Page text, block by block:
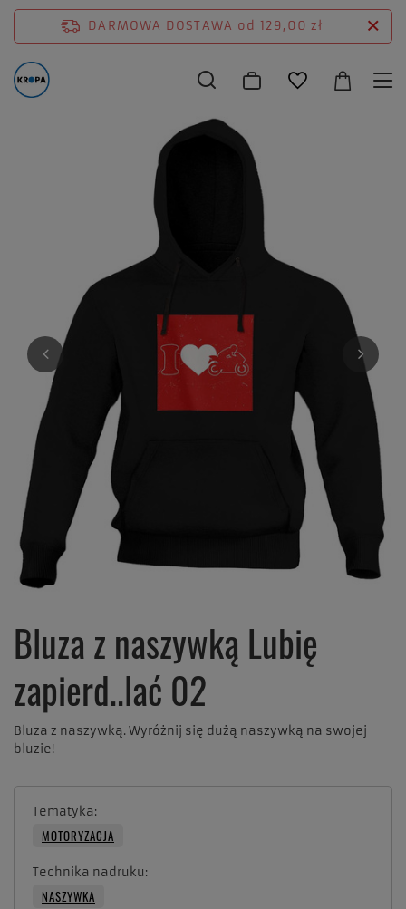
DARMOWA DOSTAWA od 129,00 zł
Bluza z naszywką Lubię
zapierd..lać 02
Bluza z naszywką. Wyróżnij się dużą naszywką na swojej
bluzie!
Tematyka
MOTORYZACJA
Technika nadruku
NASZYWKA